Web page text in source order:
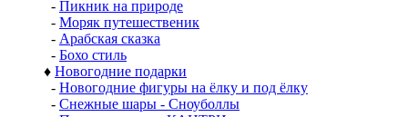
- Пикник на природе
- Моряк путешественик
- Арабская сказка
- Бохо стиль
♦ Новогодние подарки
- Новогодние фигуры на ёлку и под ёлку
- Снежные шары - Сноуболлы